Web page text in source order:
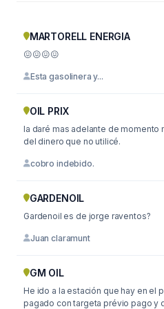
MARTORELL ENERGIA
😖😖😖😖
Esta gasolinera y...
OIL PRIX
la daré mas adelante de momento mal, no me han devuelto el resto
del dinero que no utilicé.
cobro indebido.
GARDENOIL
Gardenoil es de jorge raventos?
Juan claramunt
GM OIL
He ido a la estación que hay en el
pagado con targeta prévio pago y